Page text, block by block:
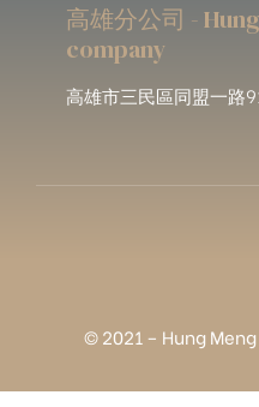
高雄分公司 -
company
高雄市三民區同盟一路
© 2021 – Hung